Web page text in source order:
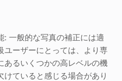
: 一般的な写真の補正には適
ユーザーにとっては、より専
あるいくつかの高レベルの機
けていると感じる場合があり